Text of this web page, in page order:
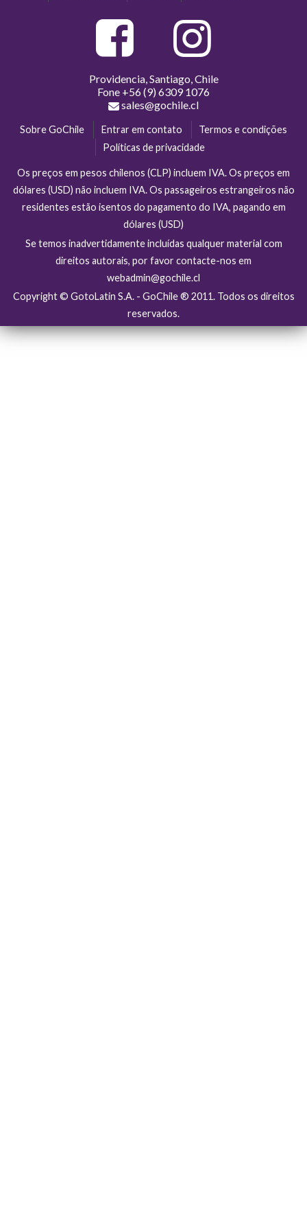
Providencia, Santiago, Chile
Fone +56 (9) 6309 1076
sales@gochile.cl
Sobre GoChile Entrar em contato
Termos e condições
Políticas de privacidade
Os preços em pesos chilenos (CLP) incluem IVA. Os preços em
dólares (USD) não incluem IVA. Os passageiros estrangeiros não
residentes estão isentos do pagamento do IVA, pagando em
dólares (USD)
Se temos inadvertidamente incluídas qualquer material com
direitos autorais, por favor contacte-nos em
webadmin@gochile.cl
Copyright © GotoLatin S.A. - GoChile ® 2011. Todos os direitos
reservados.